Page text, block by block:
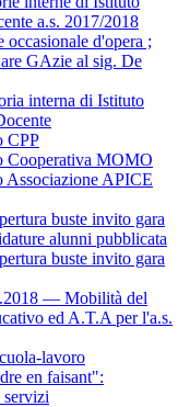
a.s. 2017/2018
occasionale d'opera ;
GAzie al sig. De
interna di Istituto
CPP
Cooperativa MOMO
Associazione APICE
buste invito gara
alunni pubblicata
buste invito gara
— Mobilità del
ed A.T.A per l'a.s.
lavoro
en faisant":